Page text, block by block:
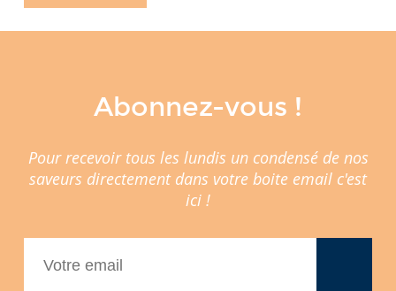
Abonnez-vous !
Pour recevoir tous les lundis un condensé de nos
saveurs directement dans votre boite email c'est
ici !